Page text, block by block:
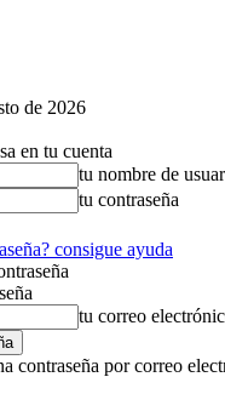
de 2026
en tu cuenta
tu nombre de
tu contraseña
consigue ayuda
tu correo
contraseña por correo